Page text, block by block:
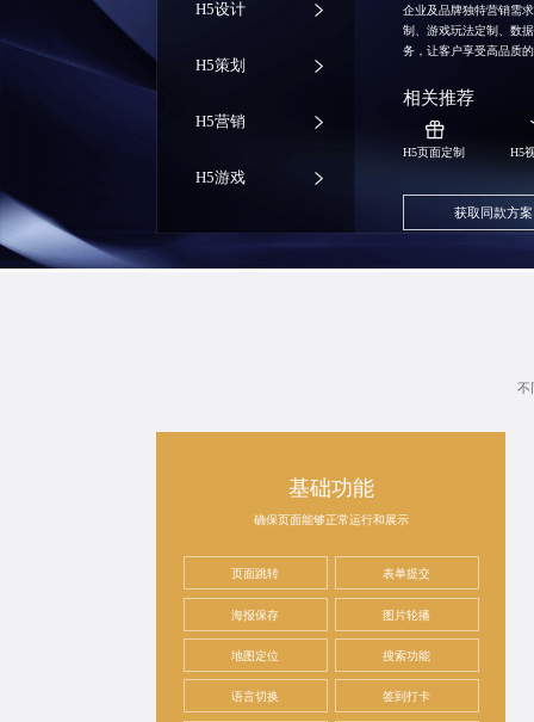
H5设计
H5策划
H5营销
H5游戏
企业及品牌独特营销需
制、游戏玩法定制、数
务，让客户享受高品质
相关推荐
H5页面定制 H5
获取同款方案
不
基础功能
确保页面能够正常运行和展示
页面跳转 表单提交
海报保存 图片轮播
地图定位 搜索功能
语言切换 签到打卡